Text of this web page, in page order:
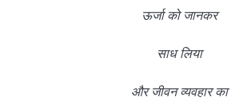
ऊर्जा को जानकर
साध लिया
और जीवन व्यवहार का